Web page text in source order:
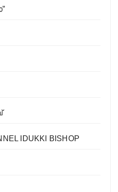
IDUKKI BISHOP